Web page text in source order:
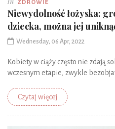
ZDROWIE
Niewydolność łożyska:
dziecka, można jej
Wednesday, 06 Apr, 2022
Kobiety w ciąży często nie zdają
wczesnym etapie, zwykle
Czytaj więcej